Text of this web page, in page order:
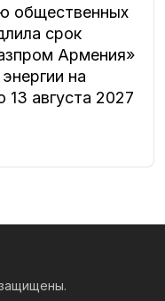
общественных
срок
Армения»
на
13 августа 2027